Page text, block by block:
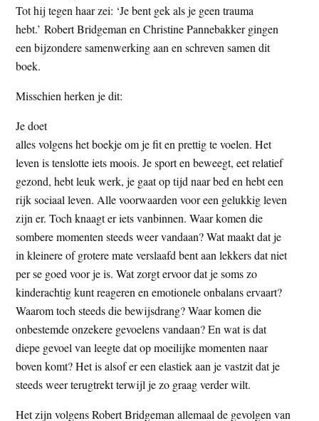
Tot hij tegen haar zei: ‘Je bent gek als je geen trauma
hebt.’ Robert Bridgeman en Christine Pannebakker gingen
een bijzondere samenwerking aan en schreven samen dit
boek.
Misschien herken je dit:
Je doet
alles volgens het boekje om je fit en prettig te voelen. Het
leven is tenslotte iets moois. Je sport en beweegt, eet relatief
gezond, hebt leuk werk, je gaat op tijd naar bed en hebt een
rijk sociaal leven. Alle voorwaarden voor een gelukkig leven
zijn er. Toch knaagt er iets vanbinnen. Waar komen die
sombere momenten steeds weer vandaan? Wat maakt dat je
in kleinere of grotere mate verslaafd bent aan lekkers dat niet
per se goed voor je is. Wat zorgt ervoor dat je soms zo
kinderachtig kunt reageren en emotionele onbalans ervaart?
Waarom toch steeds die bewijsdrang? Waar komen die
onbestemde onzekere gevoelens vandaan? En wat is dat
diepe gevoel van leegte dat op moeilijke momenten naar
boven komt? Het is alsof er een elastiek aan je vastzit dat je
steeds weer terugtrekt terwijl je zo graag verder wilt.
Het zijn volgens Robert Bridgeman allemaal de gevolgen van